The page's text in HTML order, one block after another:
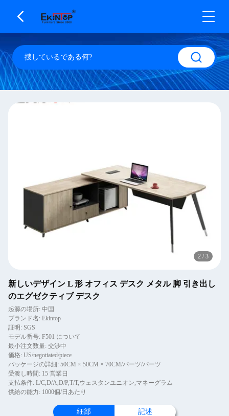
2 / 3
新しいデザイン L 形 オフィス デスク メタル 脚 引き出し
のエグゼクティブ デスク
起源の場所: 中国
ブランド名: Ekintop
証明: SGS
モデル番号: F501 について
最小注文数量: 交渉中
価格: US/negotiated/piece
パッケージの詳細: 50CM × 50CM × 70CM/パーツ/パーツ
受渡し時間: 15 営業日
支払条件: L/C,D/A,D/P,T/T,ウェスタンユニオン,マネーグラム
供給の能力: 1000個/日あたり
細部 記述